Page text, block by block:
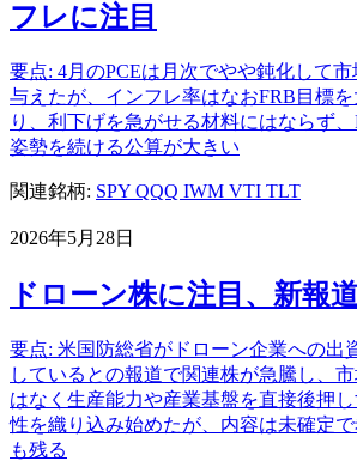
フレに注目
要点: 4月のPCEは月次でやや鈍化して
与えたが、インフレ率はなおFRB目標
り、利下げを急がせる材料にはならず
姿勢を続ける公算が大きい
関連銘柄: SPY QQQ IWM VTI TLT
2026年5月28日
ドローン株に注目、新報
要点: 米国防総省がドローン企業への出
しているとの報道で関連株が急騰し、
はなく生産能力や産業基盤を直接後押
性を織り込み始めたが、内容は未確定
も残る